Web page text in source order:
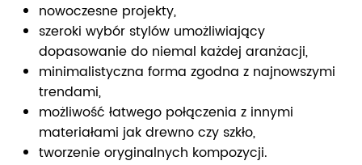
nowoczesne projekty,
szeroki wybór stylów umożliwiający
dopasowanie do niemal każdej aranżacji,
minimalistyczna forma zgodna z najnowszymi
trendami,
możliwość łatwego połączenia z innymi
materiałami jak drewno czy szkło,
tworzenie oryginalnych kompozycji.